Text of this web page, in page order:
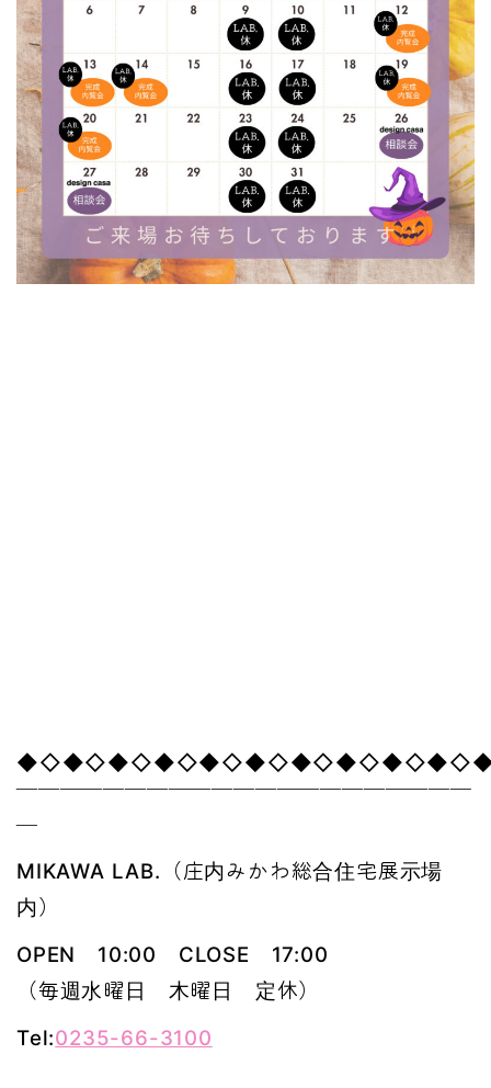
MIKAWA LAB.（庄内みかわ総合住宅展示場
内）
OPEN 10:00 CLOSE 17:00
（毎週水曜日 木曜日 定休）
Tel:0235-66-3100